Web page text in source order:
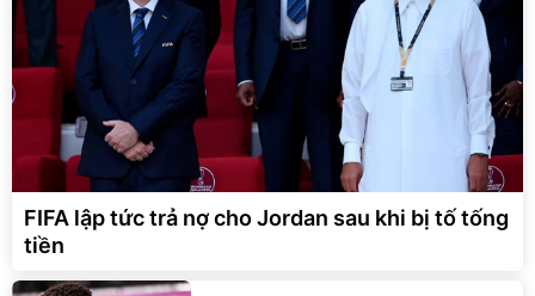
FIFA lập tức trả nợ cho Jordan sau khi bị tố tống
tiền